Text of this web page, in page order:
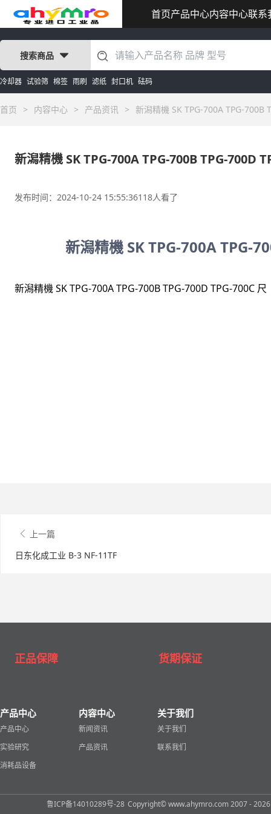
首页产品中心内容中心联系
搜索商品
冷却器 试验筛 棉签 雨刷 滤纸 封口机 砝码
首页 > 内容中心 > 产品资讯 > 新潟精機 SK TPG-700A TPG-700B
新潟精機 SK TPG-700A TPG-700B TPG-700D
发布时间：2024-10-24 15:55:36118人看了
新潟精機 SK TPG-700A TPG-
新潟精機 SK TPG-700A TPG-700B TPG-700D TPG-700C 尺
上一篇
日东化成工业 B-3 NF-11TF
正品保障 货期保证
产品中心
产品中心
实验研究
消耗品设备
内容中心
新闻资讯
产品资讯
关于我们
关于我们
联系我们
鲁ICP备14010289号-28 Copyright© www.ahymro.com 2007 - 2026